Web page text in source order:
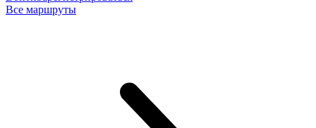
Все маршруты